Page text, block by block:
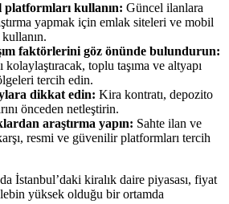
kullanın: Güncel ilanlara
yapmak için emlak siteleri ve mobil
faktörlerini göz önünde bulundurun:
kolaylaştıracak, toplu taşıma ve altyapı
tercih edin.
dikkat edin: Kira kontratı, depozito
önceden netleştirin.
araştırma yapın: Sahte ilan ve
resmi ve güvenilir platformları tercih
İstanbul’daki kiralık daire piyasası, fiyat
yüksek olduğu bir ortamda